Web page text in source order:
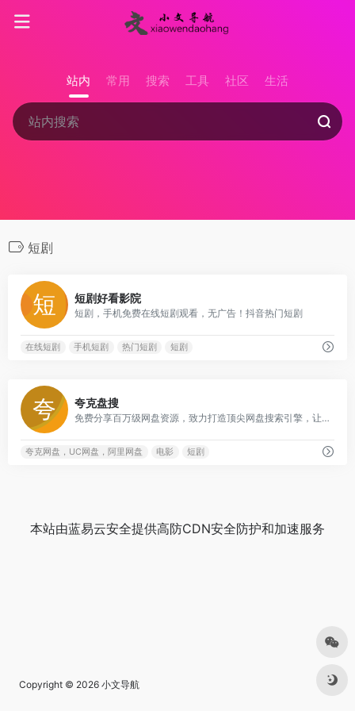
站内 常用 搜索 工具 社区 生活
短剧
短剧好看影院
短剧，手机免费在线短剧观看，无广告！抖音热门短剧
在线短剧 手机短剧 热门短剧 短剧
夸克盘搜
免费分享百万级网盘资源，致力打造顶尖网盘搜索引擎，让您畅享资源无忧！
夸克网盘，UC网盘，阿里网盘 电影 短剧
本站由蓝易云安全提供高防CDN安全防护和加速服务
Copyright © 2026 小文导航